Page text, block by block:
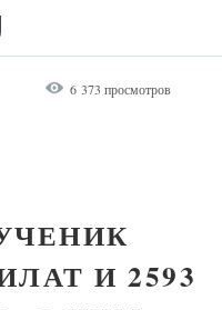
6 373 просмотров
И 2593